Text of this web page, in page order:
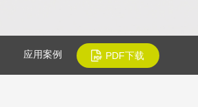
应用案例 PDF下载